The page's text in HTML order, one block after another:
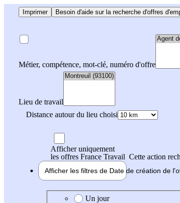
Imprimer Besoin d'aide sur la recherche d'offres
Métier, compétence, mot-clé, numéro d'offre
Lieu de travail
Distance autour du lieu choisi
Afficher uniquement
les offres France Travail Cette action
Afficher les filtres de Date de création de
Date de création de l'offre
Un jour